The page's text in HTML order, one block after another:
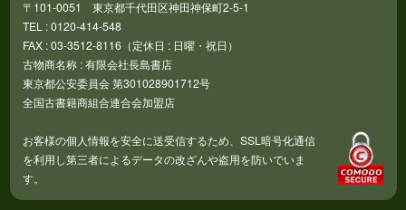
〒101-0051 東京都千代田区神田神保町2-5-1
TEL : 0120-414-548
FAX : 03-3512-8116（定休日 : 日曜・祝日）
古物商名称 : 有限会社長島書店
東京都公安委員会 第301028901712号
全国古書籍商組合連合会加盟店
お客様の個人情報を安全に送受信するため、SSL暗号化通信
を利用し第三者によるデータの改ざんや盗用を防いでいま
す。